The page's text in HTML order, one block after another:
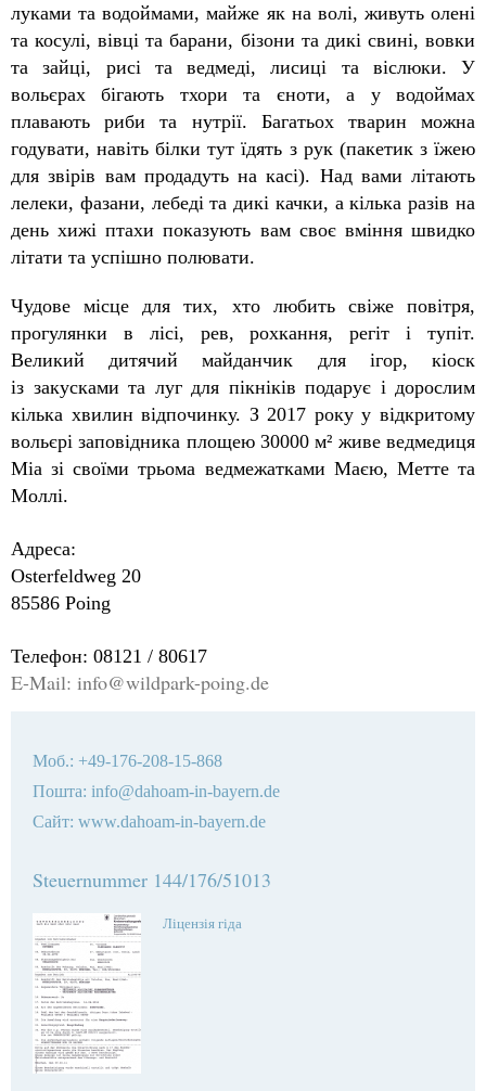
луками та водоймами, майже як на волі, живуть олені
та косулі, вівці та барани, бізони та дикі свині, вовки
та зайці, рисі та ведмеді, лисиці та віслюки. У
вольєрах бігають тхори та єноти, а у водоймах
плавають риби та нутрії. Багатьох тварин можна
годувати, навіть білки тут їдять з рук (пакетик з їжею
для звірів вам продадуть на касі). Над вами літають
лелеки, фазани, лебеді та дикі качки, а кілька разів на
день хижі птахи показують вам своє вміння швидко
літати та успішно полювати.
Чудове місце для тих, хто любить свіже повітря,
прогулянки в лісі, рев, рохкання, регіт і тупіт.
Великий дитячий майданчик для ігор, кіоск
із закусками та луг для пікніків подарує і дорослим
кілька хвилин відпочинку. З 2017 року у відкритому
вольєрі заповідника площею 30000 м² живе ведмедиця
Міа зі своїми трьома ведмежатками Маєю, Метте та
Моллі.
Адреса:
Osterfeldweg 20
85586 Poing
Телефон: 08121 / 80617
E-Mail: info@wildpark-poing.de
Моб.: +49-176-208-15-868
Пошта: info@dahoam-in-bayern.de
Сайт: www.dahoam-in-bayern.de
Steuernummer 144/176/51013
Ліцензія гіда